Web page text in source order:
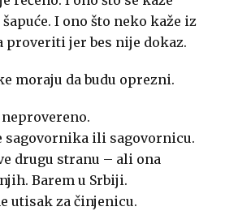
I ono što neko kaže iz
proveriti jer bes nije dokaz.
moraju da budu oprezni.
neprovereno.
sagovornika ili sagovornicu.
drugu stranu – ali ona
Barem u Srbiji.
utisak za činjenicu.